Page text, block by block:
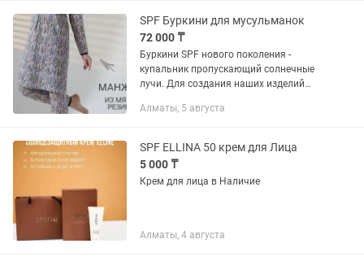
SPF Буркини для мусульманок
72 000 ₸
Буркини SPF нового поколения -
купальник пропускающий солнечные
лучи. Для создания наших изделий
ткань, которая состоит из множества
Алматы, 5 августа
SPF ELLINA 50 крем для Лица
5 000 ₸
Крем для лица в Наличие
Алматы, 4 августа